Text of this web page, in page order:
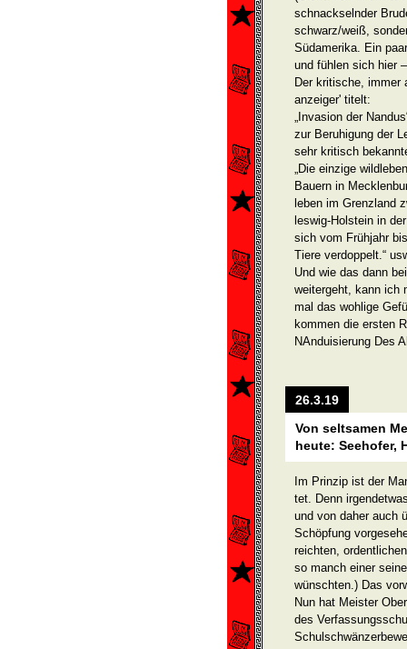
schnackselnder
schwarz/weiß,
Südame­rika. Ein
und füh­len sich hier
Der kritische, immer
anzeiger' titelt:
„Invasion der
zur Beruhigung der
sehr kritisch
„Die einzige
Bauern in
leben im Grenzland
leswig-Holstein in
sich vom Frühjahr
Tiere verdoppelt.“
Und wie das dann
weitergeht, kann ich
mal das wohlige
kommen die ersten
NAnduisierung Des
26.3.19
Von seltsamen
heute: Seehofer,
Im Prinzip ist der
tet. Denn
und von daher auch
Schöpfung
reichten,
so manch einer
wünschten.) Das
Nun hat Meister
des